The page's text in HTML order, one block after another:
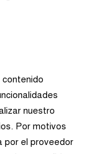
contenido
nuestro
Por motivos
por el proveedor